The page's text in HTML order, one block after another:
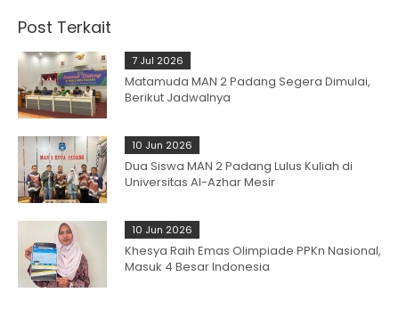
Post Terkait
7 Jul 2026
Matamuda MAN 2 Padang Segera Dimulai,
Berikut Jadwalnya
10 Jun 2026
Dua Siswa MAN 2 Padang Lulus Kuliah di
Universitas Al-Azhar Mesir
10 Jun 2026
Khesya Raih Emas Olimpiade PPKn Nasional,
Masuk 4 Besar Indonesia